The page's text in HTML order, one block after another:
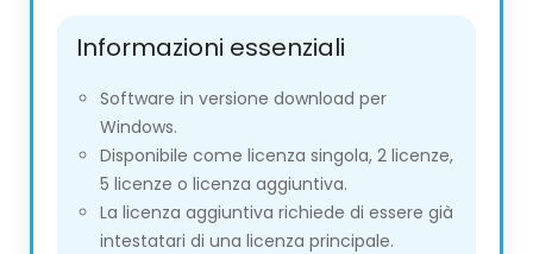
Informazioni essenziali
Software in versione download per
Windows.
Disponibile come licenza singola, 2 licenze,
5 licenze o licenza aggiuntiva.
La licenza aggiuntiva richiede di essere già
intestatari di una licenza principale.